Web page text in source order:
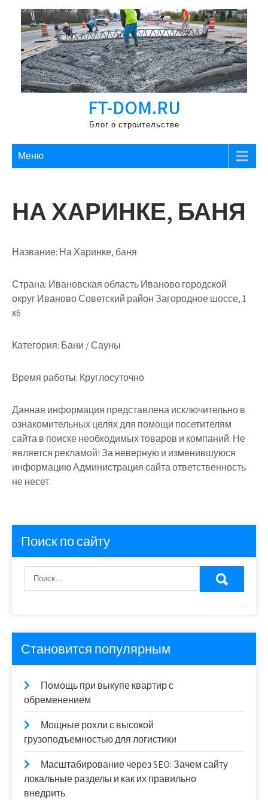
Перейти
содержимому
FT-DOM.RU
Блог о строительстве
Меню
НА ХАРИНКЕ, БАНЯ
Название: На Харинке, баня
Страна: Ивановская область Иваново городской
округ Иваново Советский район Загородное шоссе, 1
к6
Категория: Бани / Сауны
Время работы: Круглосуточно
Данная информация представлена исключительно в
ознакомительных целях для помощи посетителям
сайта в поиске необходимых товаров и компаний. Не
является рекламой! За неверную и изменившуюся
информацию Администрация сайта ответственность
не несет.
Поиск по сайту
Становится популярным
Помощь при выкупе квартир с
обременением
Мощные рохли с высокой
грузоподъемностью для логистики
Масштабирование через SEO: Зачем сайту
локальные разделы и как их правильно
внедрить